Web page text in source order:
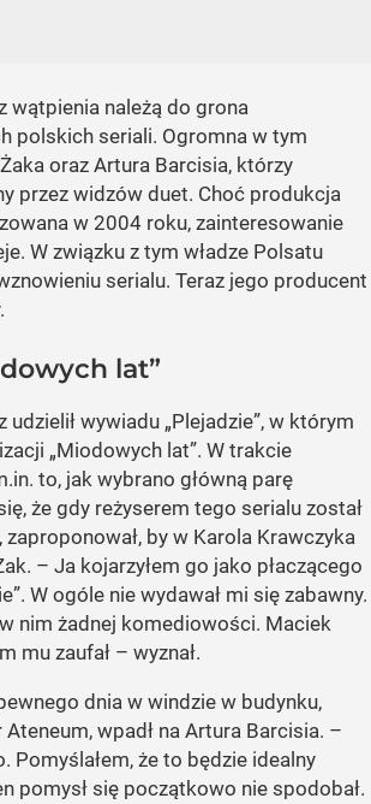
wątpienia należą do grona
polskich seriali. Ogromna w tym
oraz Artura Barcisia, którzy
przez widzów duet. Choć produkcja
w 2004 roku, zainteresowanie
W związku z tym władze Polsatu
serialu. Teraz jego producent
lat”
wywiadu „Plejadzie”, w którym
„Miodowych lat”. W trakcie
to, jak wybrano główną parę
że gdy reżyserem tego serialu został
by w Karola Krawczyka
– Ja kojarzyłem go jako płaczącego
W ogóle nie wydawał mi się zabawny.
nim żadnej komediowości. Maciek
mu zaufał – wyznał.
dnia w windzie w budynku,
wpadł na Artura Barcisia. –
Pomyślałem, że to będzie idealny
pomysł się początkowo nie spodobał.